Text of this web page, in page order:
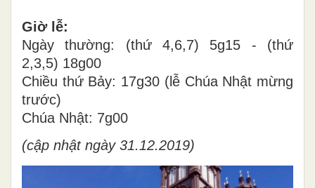
Giờ lễ:
Ngày thường: (thứ 4,6,7) 5g15 - (thứ
2,3,5) 18g00
Chiều thứ Bảy: 17g30 (lễ Chúa Nhật mừng
trước)
Chúa Nhật: 7g00
(cập nhật ngày 31.12.2019)